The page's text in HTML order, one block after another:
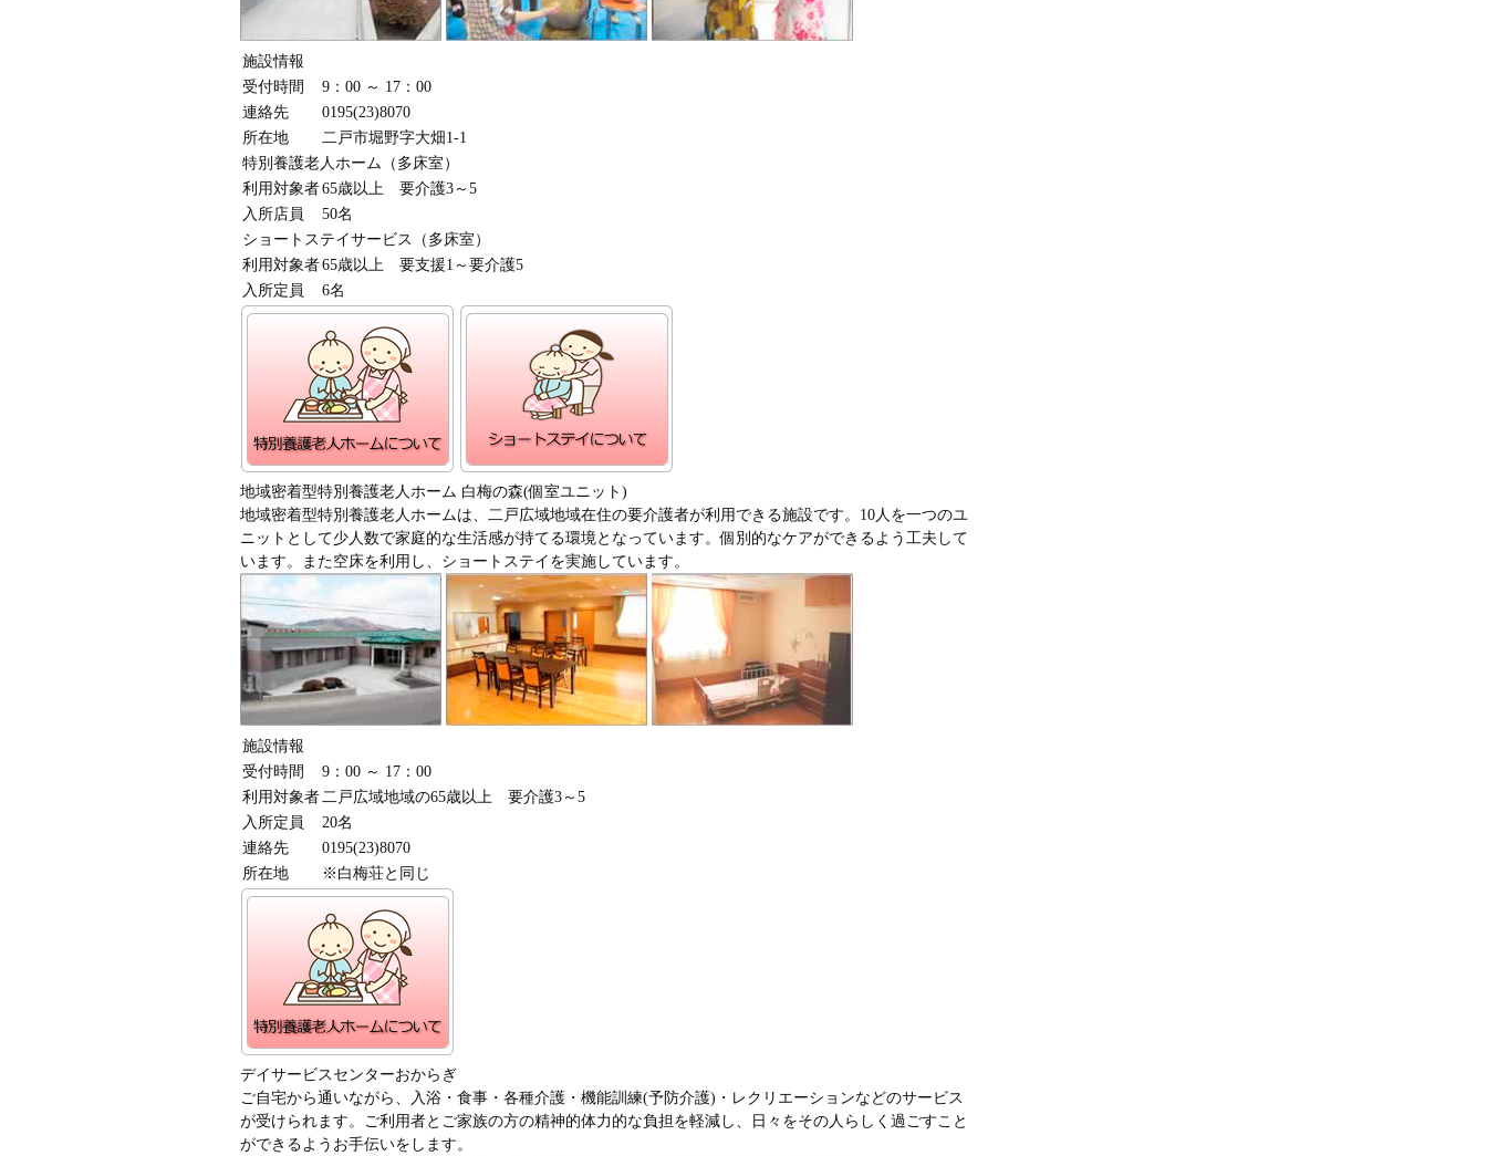
施設情報
受付時間
9：00 ～ 17：00
連絡先
0195(23)8070
所在地
二戸市堀野字大畑1-1
特別養護老人ホーム（多床室）
利用対象者65歳以上 要介護3～5
入所店員
50名
ショートステイサービス（多床室）
利用対象者65歳以上 要支援1～要介護5
入所定員
6名
地域密着型特別養護老人ホーム 白梅の森(個室ユニット)
地域密着型特別養護老人ホームは、二戸広域地域在住の要介護者が利用できる施設です。10人を一つのユ
ニットとして少人数で家庭的な生活感が持てる環境となっています。個別的なケアができるよう工夫して
います。また空床を利用し、ショートステイを実施しています。
施設情報
受付時間
9：00 ～ 17：00
利用対象者二戸広域地域の65歳以上 要介護3～5
入所定員
20名
連絡先
0195(23)8070
所在地
※白梅荘と同じ
デイサービスセンターおからぎ
ご自宅から通いながら、入浴・食事・各種介護・機能訓練(予防介護)・レクリエーションなどのサービス
が受けられます。ご利用者とご家族の方の精神的体力的な負担を軽減し、日々をその人らしく過ごすこと
ができるようお手伝いをします。